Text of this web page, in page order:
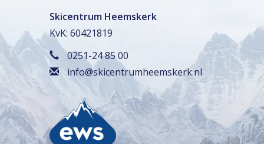
Skicentrum Heemskerk
KvK: 60421819
0251-24 85 00
info@skicentrumheemskerk.nl